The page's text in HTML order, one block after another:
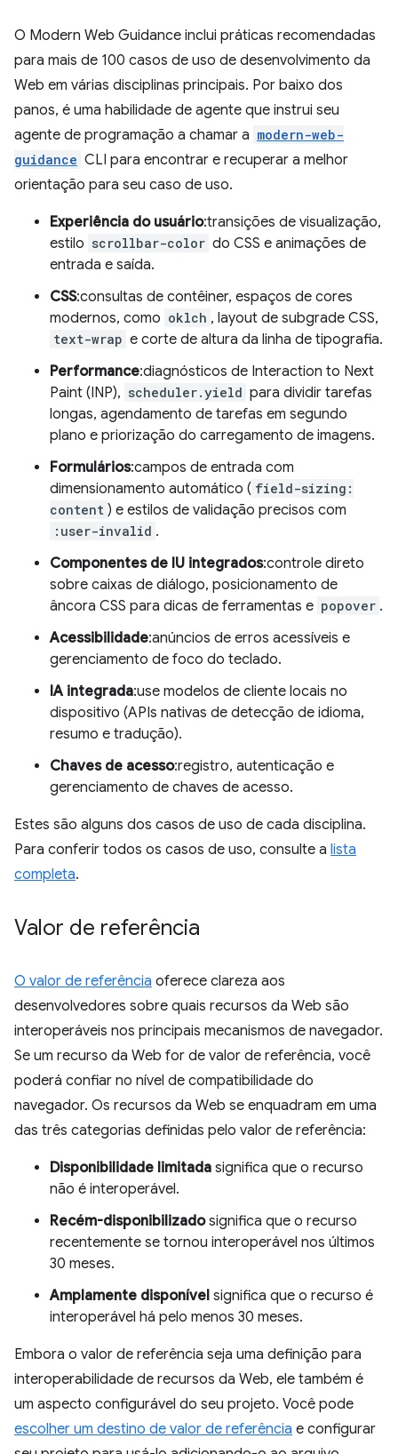
O Modern Web Guidance inclui práticas recomendadas
para mais de 100 casos de uso de desenvolvimento da
Web em várias disciplinas principais. Por baixo dos
panos, é uma habilidade de agente que instrui seu
agente de programação a chamar a modern-web-
guidance CLI para encontrar e recuperar a melhor
orientação para seu caso de uso.
Experiência do usuário:transições de visualização,
estilo scrollbar-color do CSS e animações de
entrada e saída.
CSS:consultas de contêiner, espaços de cores
modernos, como oklch , layout de subgrade CSS,
text-wrap e corte de altura da linha de tipografia.
Performance:diagnósticos de Interaction to Next
Paint (INP), scheduler.yield para dividir tarefas
longas, agendamento de tarefas em segundo
plano e priorização do carregamento de imagens.
Formulários:campos de entrada com
dimensionamento automático ( field-sizing:
content ) e estilos de validação precisos com
:user-invalid .
Componentes de IU integrados:controle direto
sobre caixas de diálogo, posicionamento de
âncora CSS para dicas de ferramentas e popover .
Acessibilidade:anúncios de erros acessíveis e
gerenciamento de foco do teclado.
IA integrada:use modelos de cliente locais no
dispositivo (APIs nativas de detecção de idioma,
resumo e tradução).
Chaves de acesso:registro, autenticação e
gerenciamento de chaves de acesso.
Estes são alguns dos casos de uso de cada disciplina.
Para conferir todos os casos de uso, consulte a lista
completa.
Valor de referência
O valor de referência oferece clareza aos
desenvolvedores sobre quais recursos da Web são
interoperáveis nos principais mecanismos de navegador.
Se um recurso da Web for de valor de referência, você
poderá confiar no nível de compatibilidade do
navegador. Os recursos da Web se enquadram em uma
das três categorias definidas pelo valor de referência:
Disponibilidade limitada significa que o recurso
não é interoperável.
Recém-disponibilizadosignifica que o recurso
recentemente se tornou interoperável nos últimos
30 meses.
Amplamente disponível significa que o recurso é
interoperável há pelo menos 30 meses.
Embora o valor de referência seja uma definição para
interoperabilidade de recursos da Web, ele também é
um aspecto configurável do seu projeto. Você pode
escolher um destino de valor de referência e configurar